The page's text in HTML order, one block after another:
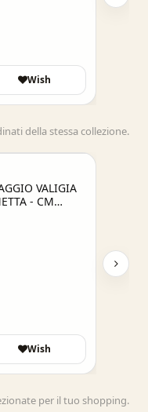
Wish
della stessa collezione.
VALIGIA
- CM
Wish
per il tuo shopping.